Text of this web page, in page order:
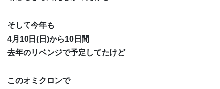
そして今年も
4月10日(日)から10日間
去年のリベンジで予定してたけど
このオミクロンで